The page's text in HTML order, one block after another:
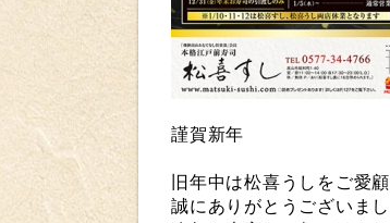
謹賀新年
旧年中は松喜うしをご愛
誠にありがとうございまし